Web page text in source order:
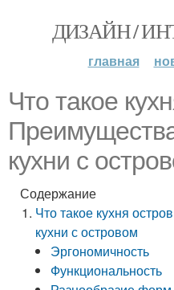
ДИЗАЙН /
главная
Что такое
кухни с
Содержание
Что такое кухня
кухни с островом
Эргономичность
Функциональность